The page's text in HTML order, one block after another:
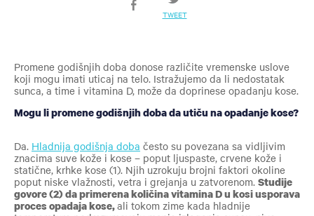
TWEET
Promene godišnjih doba donose različite vremenske uslove
koji mogu imati uticaj na telo. Istražujemo da li nedostatak
sunca, a time i vitamina D, može da doprinese opadanju kose.
Mogu li promene godišnjih doba da utiču na opadanje kose?
Da. Hladnija godišnja doba često su povezana sa vidljivim
znacima suve kože i kose – poput ljuspaste, crvene kože i
statične, krhke kose (1). Njih uzrokuju brojni faktori okoline
poput niske vlažnosti, vetra i grejanja u zatvorenom. Studije
govore (2) da primerena količina vitamina D u kosi usporava
proces opadaja kose,ali tokom zime kada hladnije